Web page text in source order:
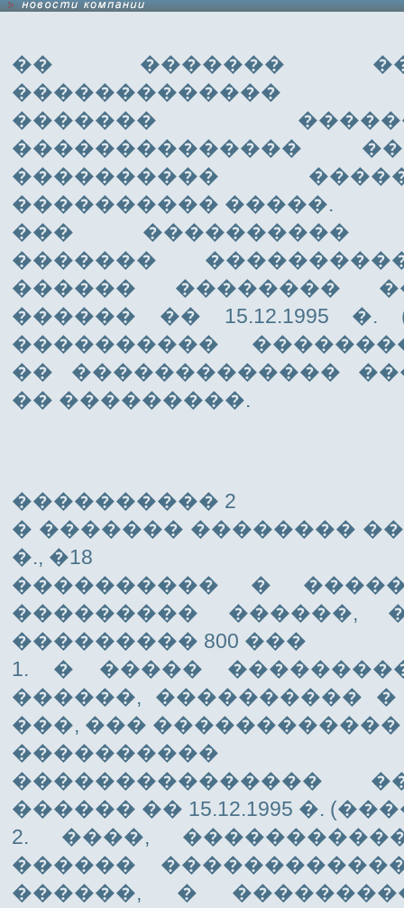
�� �������
�������������
�������
��������������
����������
���������� �����.
��� ����������
�������
������ ��������
������ �� 15.12.1995 �.
����������
�� �������������
�� ���������.
���������� 2
� ������� ��������
�., �18
���������� �
��������� ������,
��������� 800 ���
1. � �����
������, ���������� �
���, ���
���������������
������ �� 15.12.1995 �.
2. ����,
������
������, �